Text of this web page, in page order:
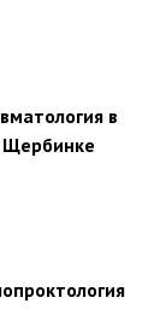
в
Щербинке